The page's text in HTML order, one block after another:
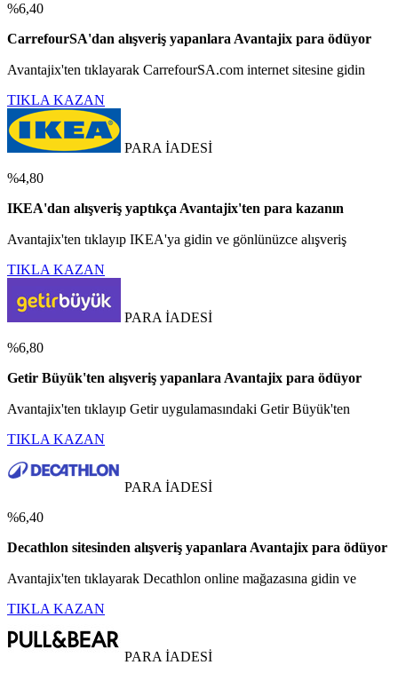
%6,40
CarrefourSA'dan alışveriş yapanlara Avantajix para ödüyor
Avantajix'ten tıklayarak CarrefourSA.com internet sitesine gidin
TIKLA KAZAN
PARA İADESİ
%4,80
IKEA'dan alışveriş yaptıkça Avantajix'ten para kazanın
Avantajix'ten tıklayıp IKEA'ya gidin ve gönlünüzce alışveriş
TIKLA KAZAN
PARA İADESİ
%6,80
Getir Büyük'ten alışveriş yapanlara Avantajix para ödüyor
Avantajix'ten tıklayıp Getir uygulamasındaki Getir Büyük'ten
TIKLA KAZAN
PARA İADESİ
%6,40
Decathlon sitesinden alışveriş yapanlara Avantajix para ödüyor
Avantajix'ten tıklayarak Decathlon online mağazasına gidin ve
TIKLA KAZAN
PARA İADESİ